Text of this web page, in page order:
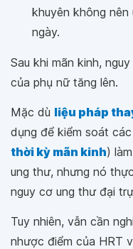
khuyên không nên
ngày.
Sau khi mãn kinh,
của phụ nữ tăng lên.
Mặc dù liệu pháp
dụng để kiểm soát
thời kỳ mãn kinh)
ung thư, nhưng nó
nguy cơ ung thư đại
Tuy nhiên, vẫn cần
nhược điểm của HRT